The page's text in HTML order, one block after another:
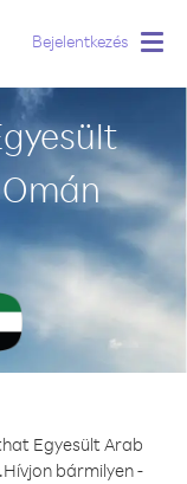
Bejelentkezés
Egyesült Arab
Hívjon bármilyen -